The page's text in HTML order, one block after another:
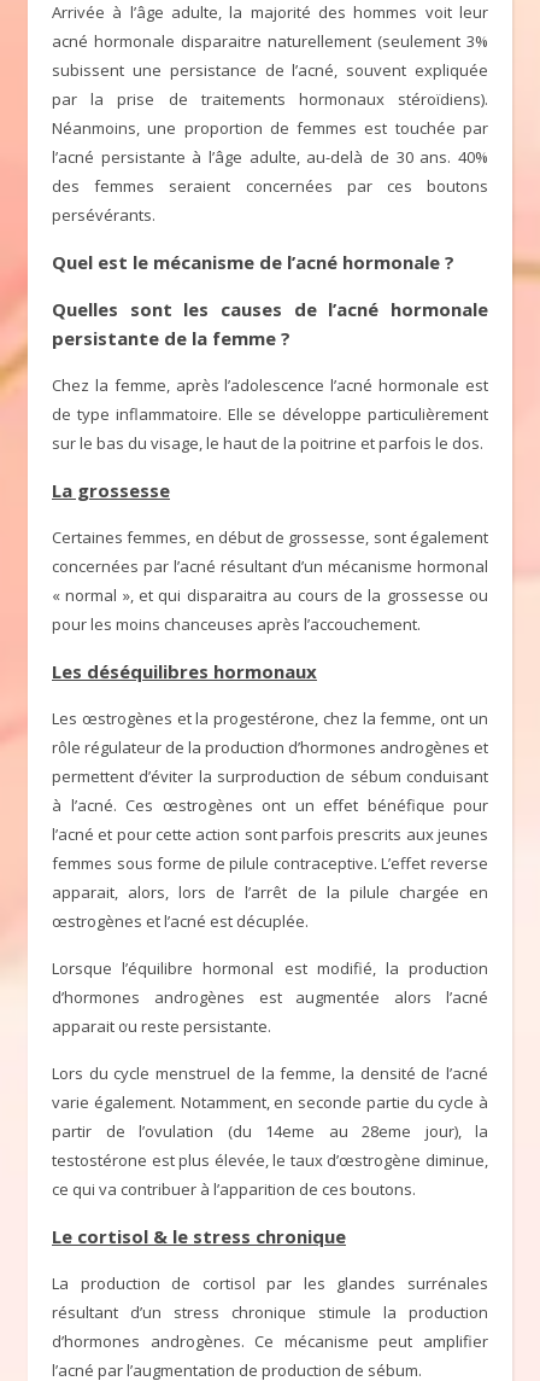
Arrivée à l’âge adulte, la majorité des hommes voit leur
acné hormonale disparaitre naturellement (seulement 3%
subissent une persistance de l’acné, souvent expliquée
par la prise de traitements hormonaux stéroïdiens).
Néanmoins, une proportion de femmes est touchée par
l’acné persistante à l’âge adulte, au-delà de 30 ans. 40%
des femmes seraient concernées par ces boutons
persévérants.
Quel est le mécanisme de l’acné hormonale ?
Quelles sont les causes de l’acné hormonale
persistante de la femme ?
Chez la femme, après l’adolescence l’acné hormonale est
de type inflammatoire. Elle se développe particulièrement
sur le bas du visage, le haut de la poitrine et parfois le dos.
La grossesse
Certaines femmes, en début de grossesse, sont également
concernées par l’acné résultant d’un mécanisme hormonal
« normal », et qui disparaitra au cours de la grossesse ou
pour les moins chanceuses après l’accouchement.
Les déséquilibres hormonaux
Les œstrogènes et la progestérone, chez la femme, ont un
rôle régulateur de la production d’hormones androgènes et
permettent d’éviter la surproduction de sébum conduisant
à l’acné. Ces œstrogènes ont un effet bénéfique pour
l’acné et pour cette action sont parfois prescrits aux jeunes
femmes sous forme de pilule contraceptive. L’effet reverse
apparait, alors, lors de l’arrêt de la pilule chargée en
œstrogènes et l’acné est décuplée.
Lorsque l’équilibre hormonal est modifié, la production
d’hormones androgènes est augmentée alors l’acné
apparait ou reste persistante.
Lors du cycle menstruel de la femme, la densité de l’acné
varie également. Notamment, en seconde partie du cycle à
partir de l’ovulation (du 14eme au 28eme jour), la
testostérone est plus élevée, le taux d’œstrogène diminue,
ce qui va contribuer à l’apparition de ces boutons.
Le cortisol & le stress chronique
La production de cortisol par les glandes surrénales
résultant d’un stress chronique stimule la production
d’hormones androgènes. Ce mécanisme peut amplifier
l’acné par l’augmentation de production de sébum.